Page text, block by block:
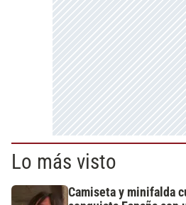
Lo más visto
Camiseta y minifalda